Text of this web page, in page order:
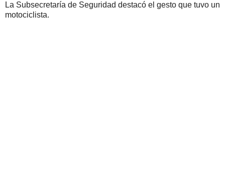
La Subsecretaría de Seguridad destacó el gesto que tuvo un
motociclista.